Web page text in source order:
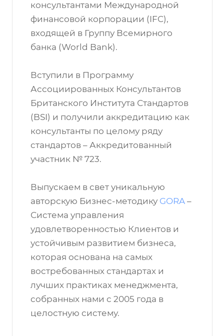
консультантами Международной
финансовой корпорации (IFC),
входящей в Группу Всемирного
банка (World Bank).
Вступили в Программу
Ассоциированных Консультантов
Британского Института Стандартов
(BSI) и получили аккредитацию как
консультанты по целому ряду
стандартов – Аккредитованный
участник № 723.
Выпускаем в свет уникальную
авторскую Бизнес-методику GORA –
Система управления
удовлетворенностью Клиентов и
устойчивым развитием бизнеса,
которая основана на самых
востребованных стандартах и
лучших практиках менеджмента,
собранных нами с 2005 года в
целостную систему.